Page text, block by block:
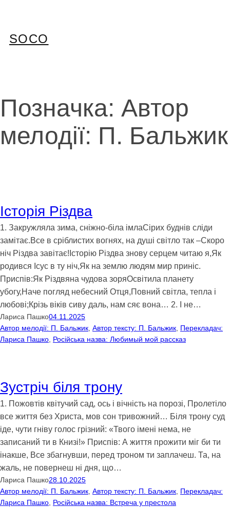
SOCO
Позначка: Автор
мелодії: П. Бальжик
Історія Різдва
1. Закружляла зима, сніжно-біла імлаСірих буднів сліди
замітає.Все в сріблистих вогнях, на душі світло так –Скоро
ніч Різдва завітає!Історію Різдва знову серцем читаю я,Як
родився Ісус в ту ніч,Як на землю людям мир приніс.
Приспів:Як Різдвяна чудова зоряОсвітила планету
убогу,Наче погляд небесний Отця,Повний світла, тепла і
любові;Крізь віків сиву даль, нам сяє вона… 2. І не…
Лариса Пашко04.11.2025
Автор мелодії: П. Бальжик Автор тексту: П. Бальжик Перекладач:
Лариса Пашко Російська назва: Любимый мой рассказ
Зустріч біля трону
1. Пожовтів квітучий сад, ось і вічність на порозі, Пролетіло
все життя без Христа, мов сон тривожний… Біля трону суд
іде, чути гніву голос грізний: «Твого імені нема, не
записаний ти в Книзі!» Приспів: А життя прожити міг би ти
інакше, Все збагнувши, перед троном ти заплачеш. Та, на
жаль, не повернеш ні дня, що…
Лариса Пашко28.10.2025
Автор мелодії: П. Бальжик Автор тексту: П. Бальжик Перекладач:
Лариса Пашко Російська назва: Встреча у престола